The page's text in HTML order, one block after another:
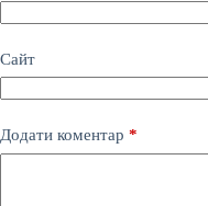
Сайт
Додати коментар *